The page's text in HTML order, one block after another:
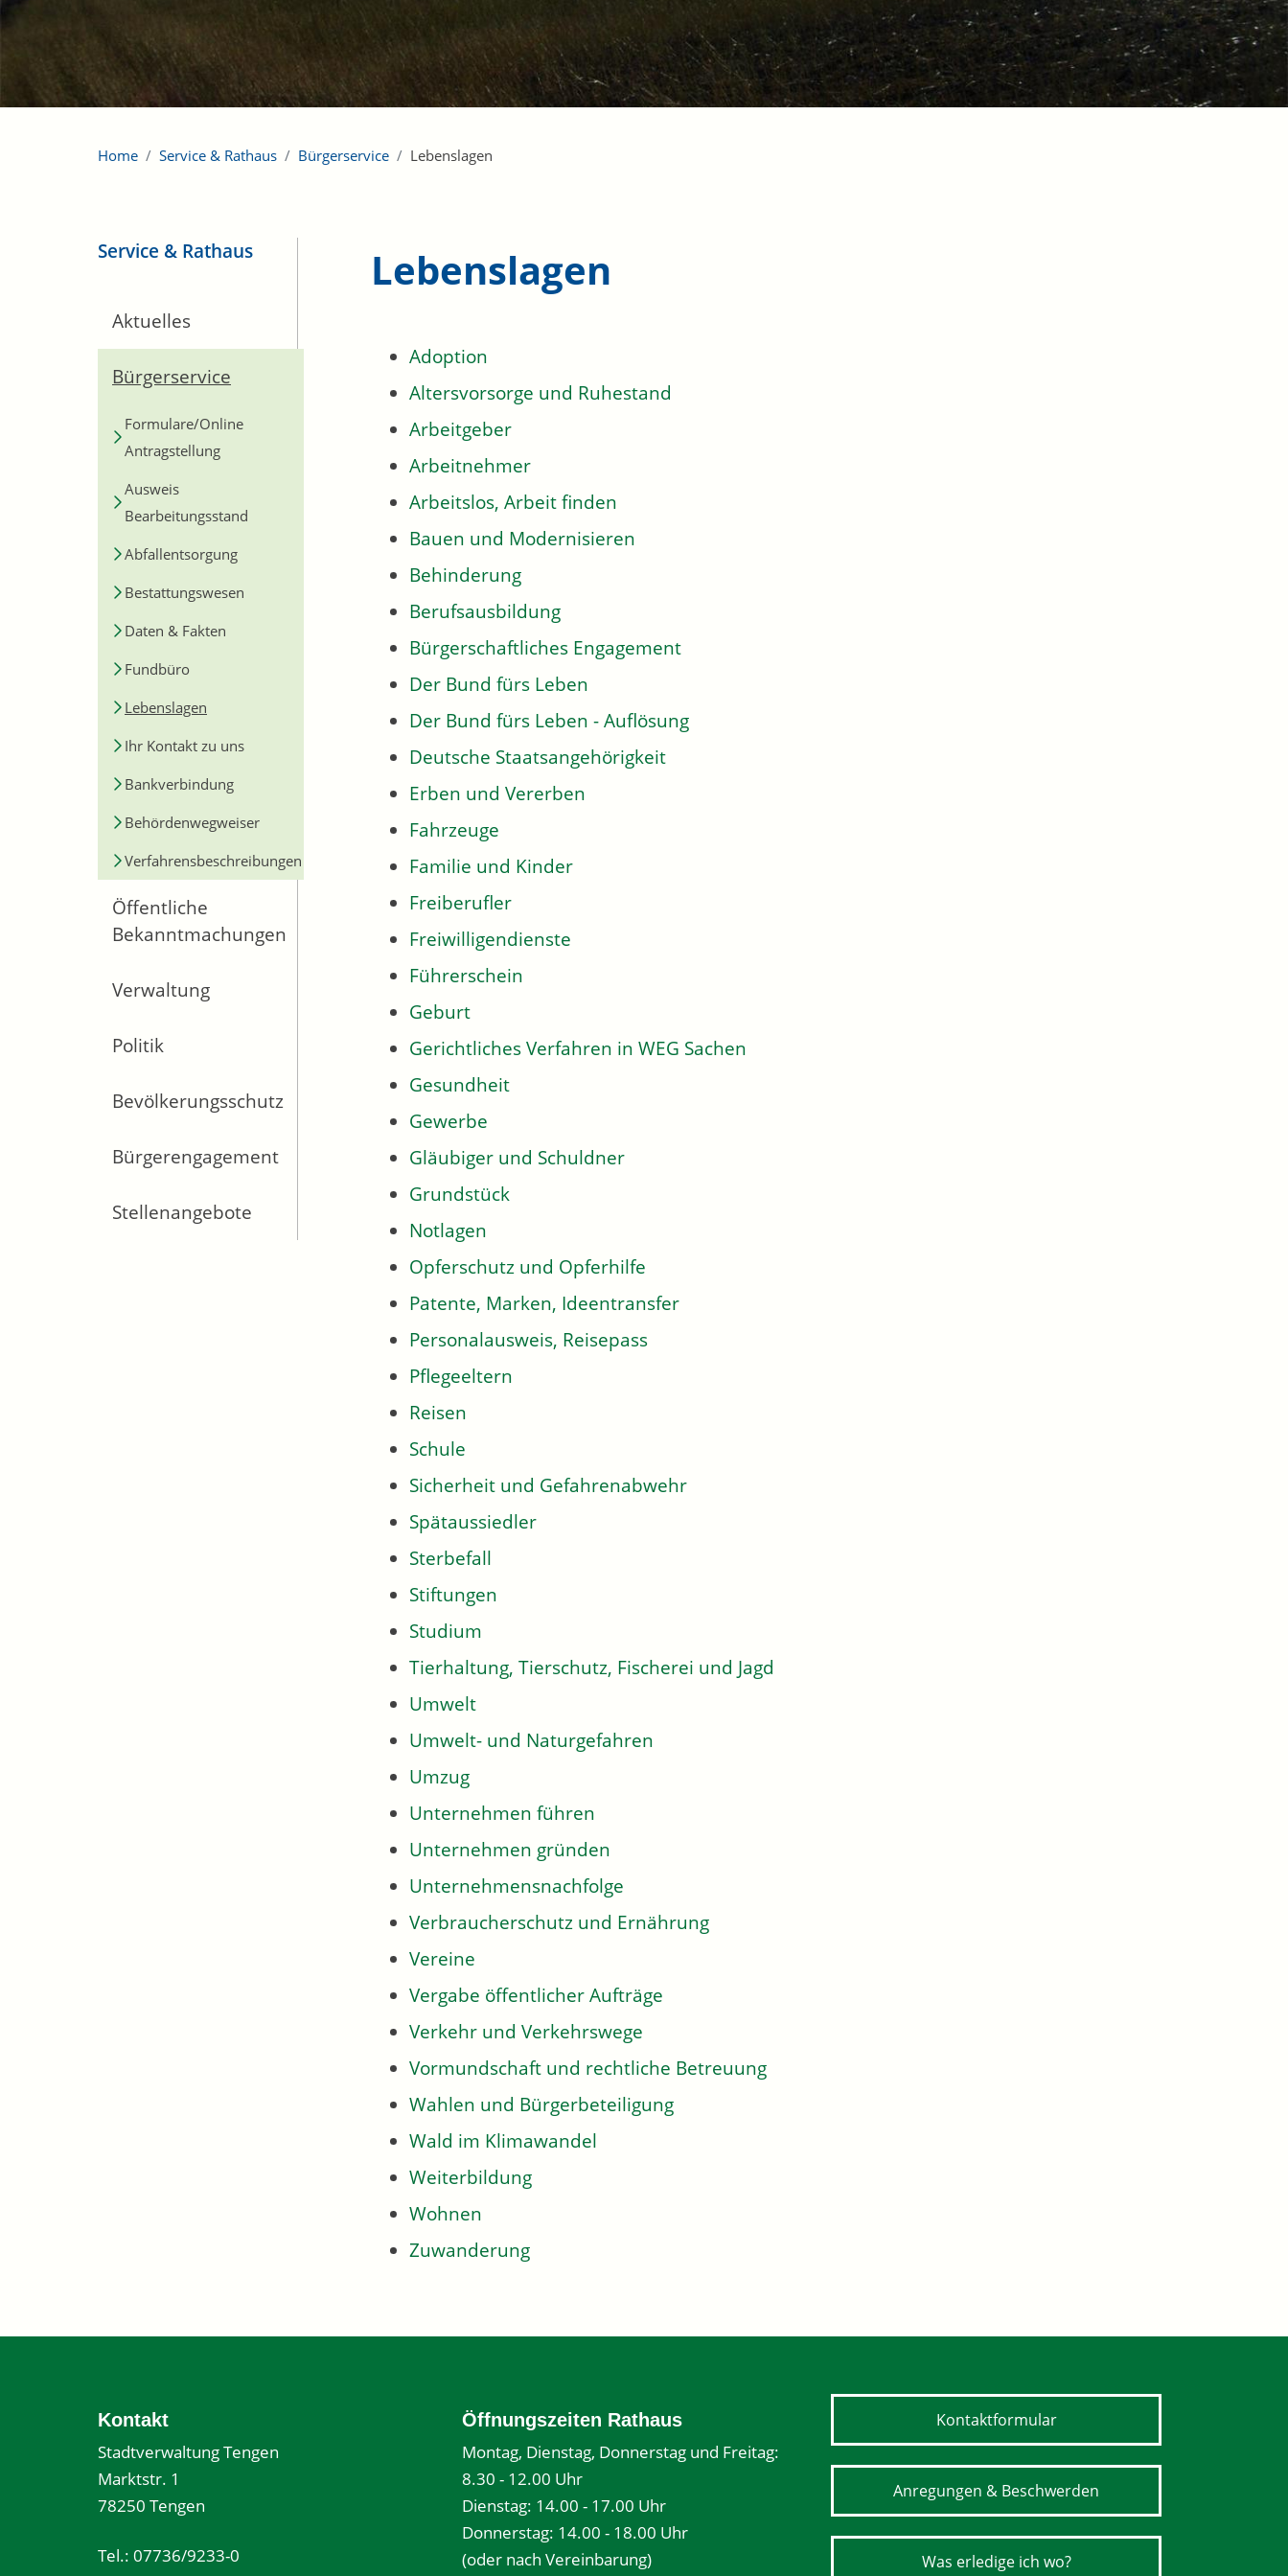
Home Service & Rathaus Bürgerservice Lebenslagen
Service & Rathaus
Aktuelles
Bürgerservice
Formulare/Online
Antragstellung
Ausweis
Bearbeitungsstand
Abfallentsorgung
Bestattungswesen
Daten & Fakten
Fundbüro
Lebenslagen
Ihr Kontakt zu uns
Bankverbindung
Behördenwegweiser
Verfahrensbeschreibungen
Öffentliche
Bekanntmachungen
Verwaltung
Politik
Bevölkerungsschutz
Bürgerengagement
Stellenangebote
Lebenslagen
Adoption
Altersvorsorge und Ruhestand
Arbeitgeber
Arbeitnehmer
Arbeitslos, Arbeit finden
Bauen und Modernisieren
Behinderung
Berufsausbildung
Bürgerschaftliches Engagement
Der Bund fürs Leben
Der Bund fürs Leben - Auflösung
Deutsche Staatsangehörigkeit
Erben und Vererben
Fahrzeuge
Familie und Kinder
Freiberufler
Freiwilligendienste
Führerschein
Geburt
Gerichtliches Verfahren in WEG Sachen
Gesundheit
Gewerbe
Gläubiger und Schuldner
Grundstück
Notlagen
Opferschutz und Opferhilfe
Patente, Marken, Ideentransfer
Personalausweis, Reisepass
Pflegeeltern
Reisen
Schule
Sicherheit und Gefahrenabwehr
Spätaussiedler
Sterbefall
Stiftungen
Studium
Tierhaltung, Tierschutz, Fischerei und Jagd
Umwelt
Umwelt- und Naturgefahren
Umzug
Unternehmen führen
Unternehmen gründen
Unternehmensnachfolge
Verbraucherschutz und Ernährung
Vereine
Vergabe öffentlicher Aufträge
Verkehr und Verkehrswege
Vormundschaft und rechtliche Betreuung
Wahlen und Bürgerbeteiligung
Wald im Klimawandel
Weiterbildung
Wohnen
Zuwanderung
Kontakt
Stadtverwaltung Tengen
Marktstr. 1
78250 Tengen
Tel.: 07736/9233-0
Öffnungszeiten Rathaus
Montag, Dienstag, Donnerstag und Freitag:
8.30 - 12.00 Uhr
Dienstag: 14.00 - 17.00 Uhr
Donnerstag: 14.00 - 18.00 Uhr
(oder nach Vereinbarung)
Kontaktformular
Anregungen & Beschwerden
Was erledige ich wo?